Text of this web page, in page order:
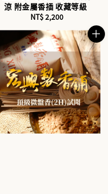
涼 附金屬香插 收藏等級
Regular
NT$ 2,200